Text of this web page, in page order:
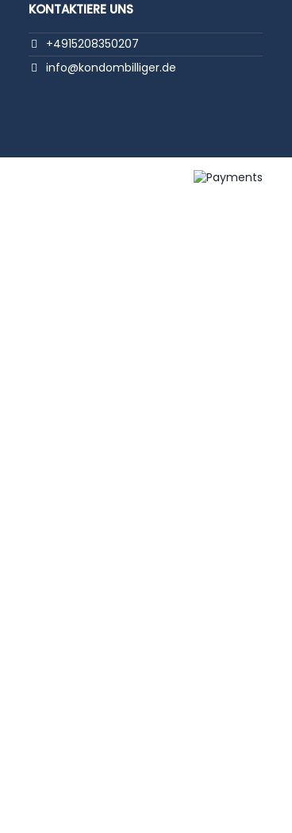
KONTAKTIERE UNS
+4915208350207
info@kondombilliger.de